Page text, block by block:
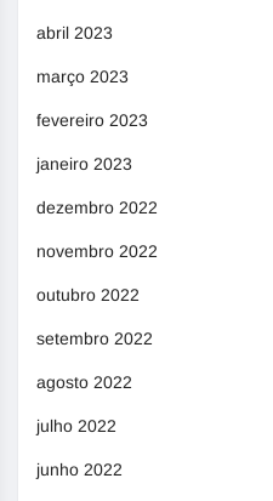
abril 2023
março 2023
fevereiro 2023
janeiro 2023
dezembro 2022
novembro 2022
outubro 2022
setembro 2022
agosto 2022
julho 2022
junho 2022